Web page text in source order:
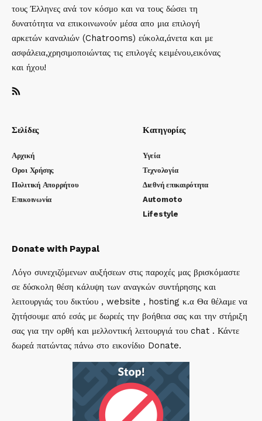
τους Έλληνες ανά τον κόσμο και να τους δώσει τη
δυνατότητα να επικοινωνούν μέσα απο μια επιλογή
αρκετών καναλιών (Chatrooms) εύκολα,άνετα και με
ασφάλεια,χρησιμοποιώντας τις επιλογές κειμένου,εικόνας
και ήχου!
Σελίδες
Αρχική
Οροι Χρήσης
Πολιτική Απορρήτου
Επικοινωνία
Κατηγορίες
Υγεία
Τεχνολογία
Διεθνή επικαιρότητα
Automoto
Lifestyle
Donate with Paypal
Λόγο συνεχιζόμενων αυξήσεων στις παροχές μας βρισκόμαστε
σε δύσκολη θέση κάλυψη των αναγκών συντήρησης και
λειτουργιάς του δικτύου , website , hosting κ.α Θα θέλαμε να
ζητήσουμε από εσάς με δωρεές την βοήθεια σας και την στήριξη
σας για την ορθή και μελλοντική λειτουργιά του chat . Κάντε
δωρεά πατώντας πάνω στο εικονίδιο Donate.